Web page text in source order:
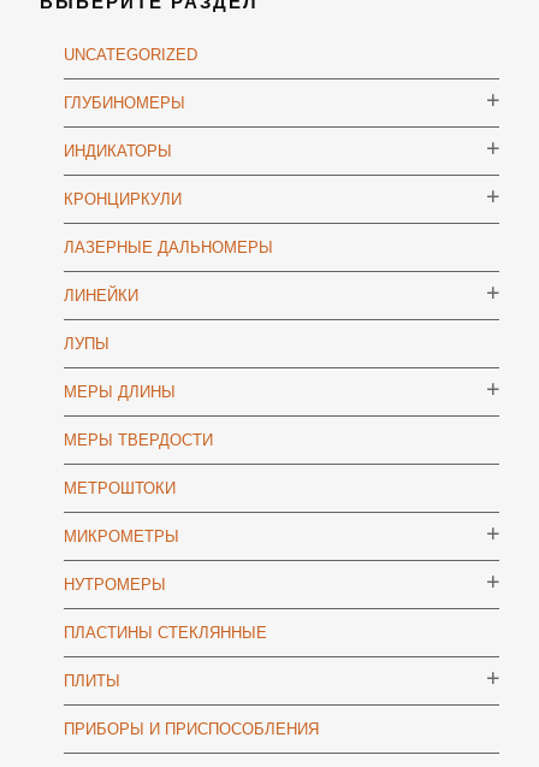
UNCATEGORIZED
ГЛУБИНОМЕРЫ
ИНДИКАТОРЫ
КРОНЦИРКУЛИ
ЛАЗЕРНЫЕ ДАЛЬНОМЕРЫ
ЛИНЕЙКИ
ЛУПЫ
МЕРЫ ДЛИНЫ
МЕРЫ ТВЕРДОСТИ
МЕТРОШТОКИ
МИКРОМЕТРЫ
НУТРОМЕРЫ
ПЛАСТИНЫ СТЕКЛЯННЫЕ
ПЛИТЫ
ПРИБОРЫ И ПРИСПОСОБЛЕНИЯ